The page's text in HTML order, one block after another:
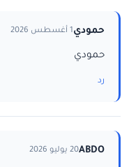
حمودي1 أغسطس 2026
حمودي
رد
ABDO20 يوليو 2026